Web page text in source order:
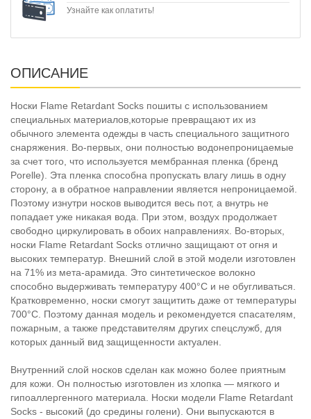
Узнайте как оплатить!
ОПИСАНИЕ
Носки Flame Retardant Socks пошиты с использованием
специальных материалов,которые превращают их из
обычного элемента одежды в часть специального защитного
снаряжения. Во-первых, они полностью водонепроницаемые
за счет того, что используется мембранная пленка (бренд
Porelle). Эта пленка способна пропускать влагу лишь в одну
сторону, а в обратное направлении является непроницаемой.
Поэтому изнутри носков выводится весь пот, а внутрь не
попадает уже никакая вода. При этом, воздух продолжает
свободно циркулировать в обоих направлениях. Во-вторых,
носки Flame Retardant Socks отлично защищают от огня и
высоких температур. Внешний слой в этой модели изготовлен
на 71% из мета-арамида. Это синтетическое волокно
способно выдерживать температуру 400°С и не обугливаться.
Кратковременно, носки смогут защитить даже от температуры
700°С. Поэтому данная модель и рекомендуется спасателям,
пожарным, а также представителям других спецслужб, для
которых данный вид защищенности актуален.
Внутренний слой носков сделан как можно более приятным
для кожи. Он полностью изготовлен из хлопка — мягкого и
гипоаллергенного материала. Носки модели Flame Retardant
Socks - высокий (до средины голени). Они выпускаются в